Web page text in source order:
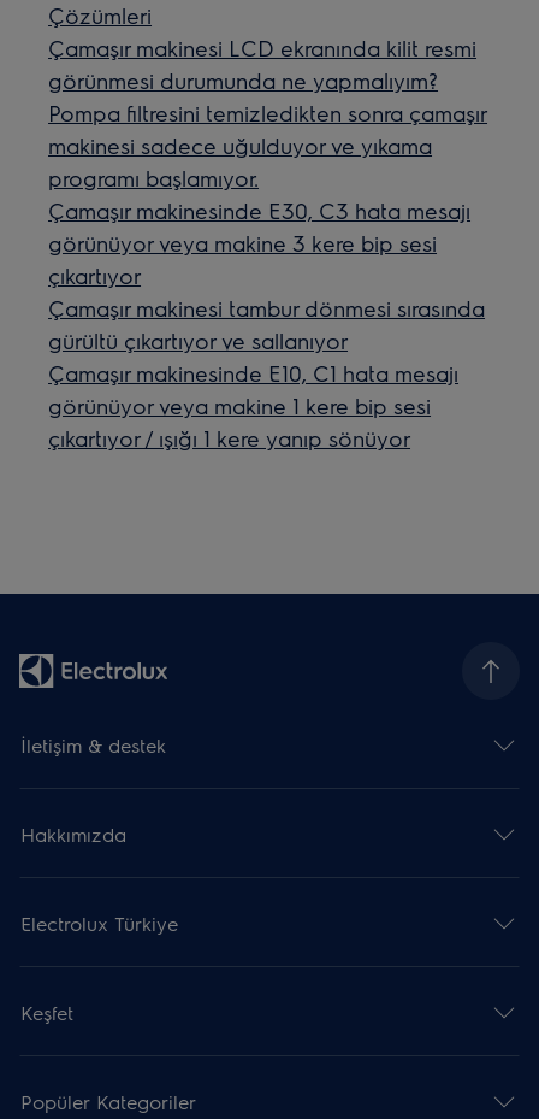
Çözümleri
Çamaşır makinesi LCD ekranında kilit resmi
görünmesi durumunda ne yapmalıyım?
Pompa filtresini temizledikten sonra çamaşır
makinesi sadece uğulduyor ve yıkama
programı başlamıyor.
Çamaşır makinesinde E30, C3 hata mesajı
görünüyor veya makine 3 kere bip sesi
çıkartıyor
Çamaşır makinesi tambur dönmesi sırasında
gürültü çıkartıyor ve sallanıyor
Çamaşır makinesinde E10, C1 hata mesajı
görünüyor veya makine 1 kere bip sesi
çıkartıyor / ışığı 1 kere yanıp sönüyor
İletişim & destek
Hakkımızda
Electrolux Türkiye
Keşfet
Popüler Kategoriler